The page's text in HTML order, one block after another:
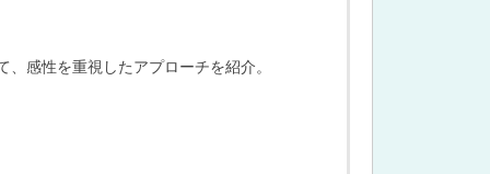
感性を重視したアプローチを紹介。